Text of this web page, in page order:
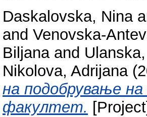
Daskalovska, Nina
and Venovska-
Biljanaand
Nikolova, Adrijana
на подобрување
факултет.